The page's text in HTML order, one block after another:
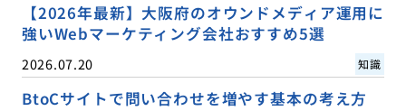
【2026年最新】大阪府のオウンドメディア運用に
強いWebマーケティング会社おすすめ5選
2026.07.20 知識
BtoCサイトで問い合わせを増やす基本の考え方